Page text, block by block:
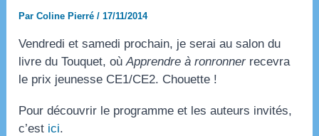
ParColine Pierré/17/11/2014
Vendredi et samedi prochain, je serai au salon du
livre du Touquet, oùApprendre à ronronnerrecevra
le prix jeunesse CE1/CE2. Chouette !
Pour découvrir le programme et les auteurs invités,
c’est ici.